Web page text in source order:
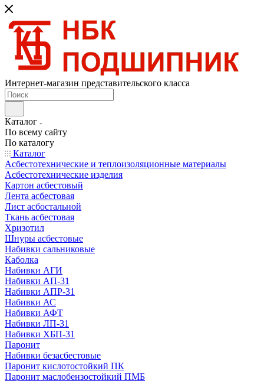
Интернет-магазин представительского класса
Каталог
По всему сайту
По каталогу
Каталог
Асбестотехнические и теплоизоляционные материалы
Асбестотехнические изделия
Картон асбестовый
Лента асбестовая
Лист асбостальной
Ткань асбестовая
Хризотил
Шнуры асбестовые
Набивки сальниковые
Каболка
Набивки АГИ
Набивки АП-31
Набивки АПР-31
Набивки АС
Набивки АФТ
Набивки ЛП-31
Набивки ХБП-31
Паронит
Набивки безасбестовые
Паронит кислотостойкий ПК
Паронит маслобензостойкий ПМБ